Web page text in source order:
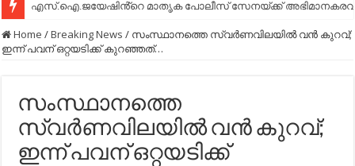
എസ്.ഐ.ജയേഷിൻ്റെ മാതൃക പോലീസ് സേനയ്ക്ക്
Home /Breaking News / സംസ്ഥാനത്തെ സ്വര്‍ണവിലയിൽ വൻ കുറവ്;
ഇന്ന് പവന് ഒറ്റയടിക്ക് കുറഞ്ഞത്…
സംസ്ഥാനത്തെ
സ്വര്‍ണവിലയിൽ വൻ കുറവ്;
ഇന്ന് പവന് ഒറ്റയടിക്ക്